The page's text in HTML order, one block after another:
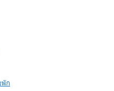
พัก